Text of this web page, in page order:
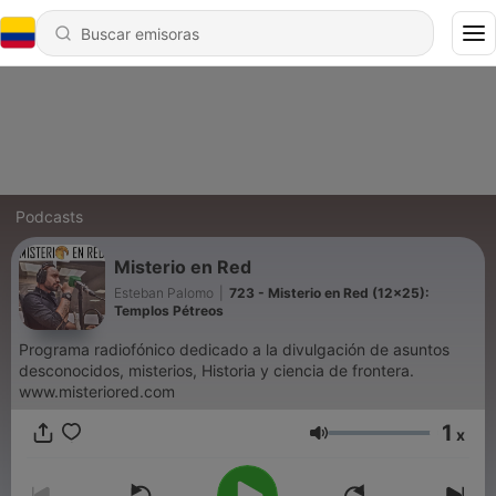
Podcasts
Misterio en Red
Esteban Palomo
723 - Misterio en Red (12×25):
Templos Pétreos
Programa radiofónico dedicado a la divulgación de asuntos
desconocidos, misterios, Historia y ciencia de frontera.
www.misteriored.com
Volumen 1 x